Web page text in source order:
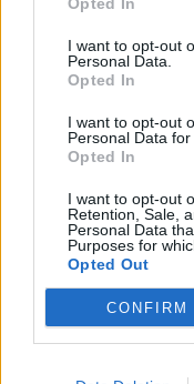
I want to opt-out
Personal Data.
Opted In
I want to opt-out
Personal Data for
Opted In
I want to opt-out
Retention, Sale,
Personal Data
Purposes for
Opted Out
CONFIRM